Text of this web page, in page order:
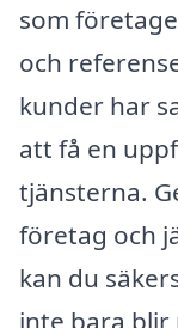
som
och
kunder har
att få en
tjänsterna.
företag och
kan du
inte bara blir